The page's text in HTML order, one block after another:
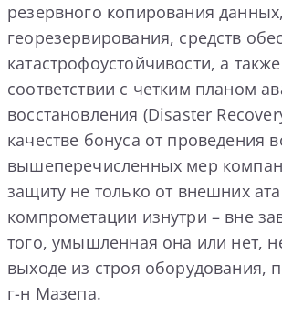
резервного копирования данных,
георезервирования, средств
катастрофоустойчивости, а
соответствии с четким планом
восстановления (Disaster
качестве бонуса от проведения
вышеперечисленных мер
защиту не только от внешних
компрометации изнутри – вне
того, умышленная она или нет,
выходе из строя оборудования,
г-н Мазепа.